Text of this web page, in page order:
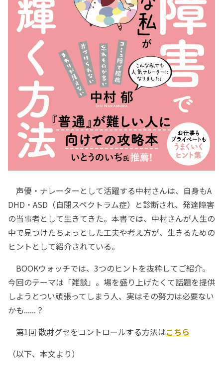
声優・ナレーターとして活躍する中村さんは、自身もA
DHD・ASD（自閉スペクトラム症）と診断され、発達障害
の当事者として生きてきた。本書では、中村さんが人生の
中で見つけたちょっとした工夫や考え方が、生きるための
ヒントとして紹介されている。
BOOKウォッチでは、3つのヒントを抜粋してご紹介。
今回のテーマは「雑談」。場を盛り上げたくて話題を提供
しようとつい頑張ってしまう人、実はその努力は必要ない
かも......？
第1回 散財グセをコントロールする方法はこちら
（以下、本文より）